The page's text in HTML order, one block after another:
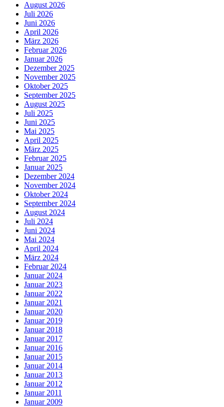
August 2026
Juli 2026
Juni 2026
April 2026
März 2026
Februar 2026
Januar 2026
Dezember 2025
November 2025
Oktober 2025
September 2025
August 2025
Juli 2025
Juni 2025
Mai 2025
April 2025
März 2025
Februar 2025
Januar 2025
Dezember 2024
November 2024
Oktober 2024
September 2024
August 2024
Juli 2024
Juni 2024
Mai 2024
April 2024
März 2024
Februar 2024
Januar 2024
Januar 2023
Januar 2022
Januar 2021
Januar 2020
Januar 2019
Januar 2018
Januar 2017
Januar 2016
Januar 2015
Januar 2014
Januar 2013
Januar 2012
Januar 2011
Januar 2009